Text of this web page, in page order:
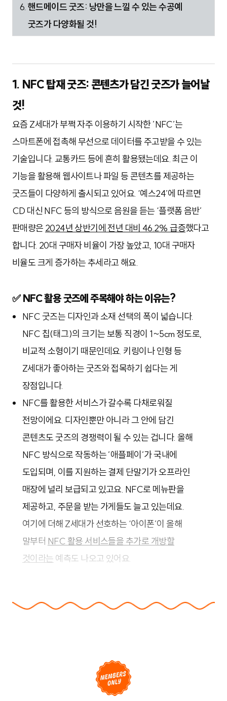
핸드메이드 굿즈: 낭만을 느낄 수 있는 수공예
굿즈가 다양화될 것!
1. NFC 탑재 굿즈: 콘텐츠가 담긴 굿즈가 늘어날
것!
요즘 Z세대가 부쩍 자주 이용하기 시작한 ’NFC’는
스마트폰에 접촉해 무선으로 데이터를 주고받을 수 있는
기술입니다. 교통카드 등에 흔히 활용됐는데요. 최근 이
기능을 활용해 웹사이트나 파일 등 콘텐츠를 제공하는
굿즈들이 다양하게 출시되고 있어요. ‘예스24’에 따르면
CD 대신 NFC 등의 방식으로 음원을 듣는 ‘플랫폼 음반’
판매량은 2024년 상반기에 전년 대비 46.2% 급증했다고
합니다. 20대 구매자 비율이 가장 높았고, 10대 구매자
비율도 크게 증가하는 추세라고 해요.
✅ NFC 활용 굿즈에 주목해야 하는 이유는?
NFC 굿즈는 디자인과 소재 선택의 폭이 넓습니다.
NFC 칩(태그)의 크기는 보통 직경이 1~5cm 정도로,
비교적 소형이기 때문인데요. 키링이나 인형 등
Z세대가 좋아하는 굿즈와 접목하기 쉽다는 게
장점입니다.
NFC를 활용한 서비스가 갈수록 다채로워질
전망이에요. 디자인뿐만 아니라 그 안에 담긴
콘텐츠도 굿즈의 경쟁력이 될 수 있는 겁니다. 올해
NFC 방식으로 작동하는 ’애플페이’가 국내에
도입되며, 이를 지원하는 결제 단말기가 오프라인
매장에 널리 보급되고 있고요. NFC로 메뉴판을
제공하고, 주문을 받는 가게들도 늘고 있는데요.
여기에 더해 Z세대가 선호하는 ‘아이폰’이 올해
말부터 NFC 활용 서비스들을 추가로 개방할
것이라는 예측도 나오고 있어요.